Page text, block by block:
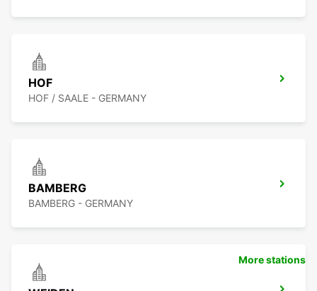
HOF
HOF / SAALE - GERMANY
BAMBERG
BAMBERG - GERMANY
More stations